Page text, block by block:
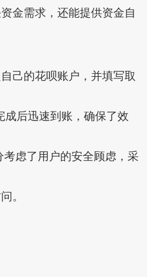
金需求，还能提供资金自
己的花呗账户，并填写取
后迅速到账，确保了效
考虑了用户的安全顾虑，采
。